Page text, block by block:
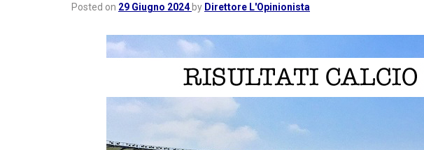
Posted on 29 Giugno 2024 by Direttore L'Opinionista